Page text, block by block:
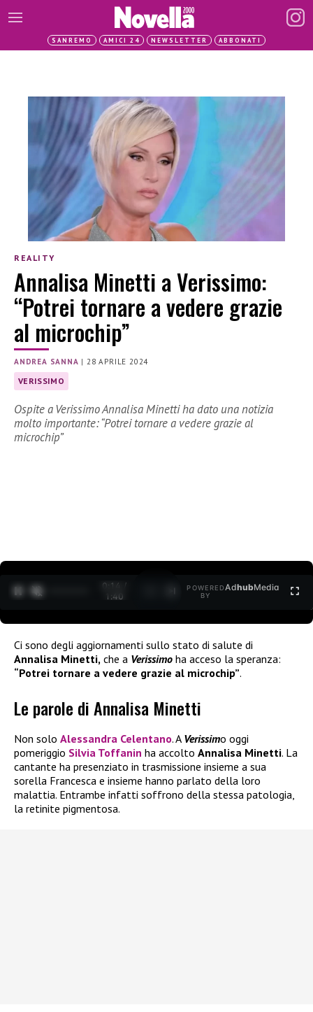
SANREMO AMICI 24 NEWSLETTER ABBONATI
REALITY
Annalisa Minetti a Verissimo:
“Potrei tornare a vedere grazie
al microchip”
ANDREA SANNA |28 APRILE 2024
VERISSIMO
Ospite a Verissimo Annalisa Minetti ha dato una notizia
molto importante: “Potrei tornare a vedere grazie al
microchip”
0:15 /
1:40
POWERED
BY
AdhubMedia
Ci sono degli aggiornamenti sullo stato di salute di
Annalisa Minetti, che a Verissimo ha acceso la speranza:
“Potrei tornare a vedere grazie al microchip”.
Le parole di Annalisa Minetti
Non solo Alessandra Celentano. A Verissimo oggi
pomeriggio Silvia Toffanin ha accolto Annalisa Minetti. La
cantante ha presenziato in trasmissione insieme a sua
sorella Francesca e insieme hanno parlato della loro
malattia. Entrambe infatti soffrono della stessa patologia,
la retinite pigmentosa.